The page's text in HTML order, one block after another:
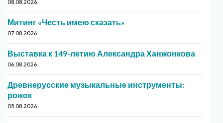
08.08.2026
Митинг «Честь имею сказать»
07.08.2026
Выставка к 149-летию Александра Ханжонкова
06.08.2026
Древнерусские музыкальные инструменты:
рожок
05.08.2026